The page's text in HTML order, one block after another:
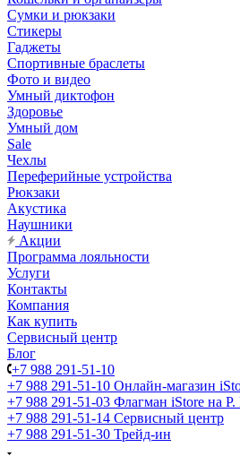
Сумки и рюкзаки
Стикеры
Гаджеты
Спортивные браслеты
Фото и видео
Умный диктофон
Здоровье
Умный дом
Sale
Чехлы
Переферийные устройства
Рюкзаки
Акустика
Наушники
Акции
Программа лояльности
Услуги
Контакты
Компания
Как купить
Сервисный центр
Блог
+7 988 291-51-10
+7 988 291-51-10 Онлайн-магазин
+7 988 291-51-03 Флагман iStore на Р.
+7 988 291-51-14 Сервисный центр
+7 988 291-51-30 Трейд-ин